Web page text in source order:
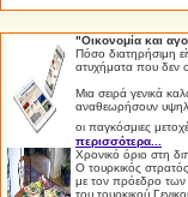
"Οικονομία και
Πόσο διατηρήσιμη
ατυχήματα που δεν
Μια σειρά γενικά
αναθεωρήσουν
οι παγκόσμιες
περισσότερα...
Χρονικό όριο στη
Ο τουρκικός
με τον πρόεδρο των
του τουρκικού